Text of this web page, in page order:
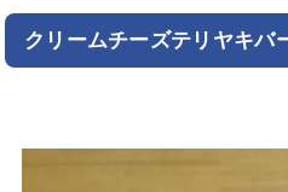
クリームチーズテリヤキバ